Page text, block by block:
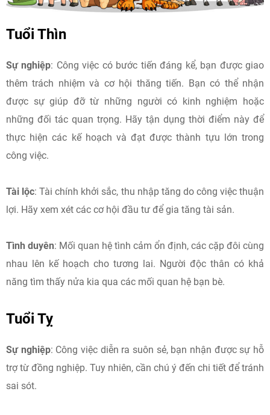
Tuổi Thìn
Sự nghiệp: Công việc có bước tiến đáng kể, bạn được giao
thêm trách nhiệm và cơ hội thăng tiến.​ Bạn có thể nhận
được sự giúp đỡ từ những người có kinh nghiệm hoặc
những đối tác quan trọng. Hãy tận dụng thời điểm này để
thực hiện các kế hoạch và đạt được thành tựu lớn trong
công việc.
Tài lộc: Tài chính khởi sắc, thu nhập tăng do công việc thuận
lợi. Hãy xem xét các cơ hội đầu tư để gia tăng tài sản.​
Tình duyên: Mối quan hệ tình cảm ổn định, các cặp đôi cùng
nhau lên kế hoạch cho tương lai. Người độc thân có khả
năng tìm thấy nửa kia qua các mối quan hệ bạn bè.​
Tuổi Tỵ
Sự nghiệp: Công việc diễn ra suôn sẻ, bạn nhận được sự hỗ
trợ từ đồng nghiệp. Tuy nhiên, cần chú ý đến chi tiết để tránh
sai sót.​